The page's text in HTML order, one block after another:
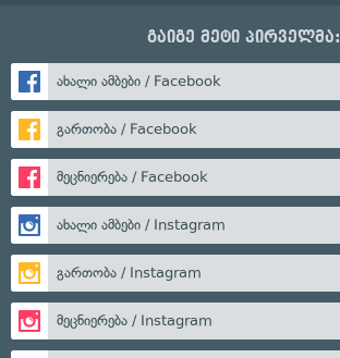
გაიგე მეტი პირველმა:
ახალი ამბები / Facebook
გართობა / Facebook
მეცნიერება / Facebook
ახალი ამბები / Instagram
გართობა / Instagram
მეცნიერება / Instagram